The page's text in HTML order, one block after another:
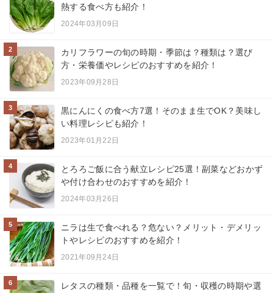
熱する食べ方も紹介！
2024年03月09日
2
カリフラワーの旬の時期・季節は？種類は？選び
方・栄養価やレシピのおすすめを紹介！
2023年09月28日
3
黒にんにくの食べ方7選！そのまま生でOK？美味し
い料理レシピも紹介！
2023年01月22日
4
とろろご飯に合う献立レシピ25選！副菜などおかず
や付け合わせのおすすめを紹介！
2024年03月26日
5
ニラは生で食べれる？危ない？メリット・デメリッ
トやレシピのおすすめを紹介！
2021年09月24日
6
レタスの種類・品種を一覧で！旬・収穫の時期や選